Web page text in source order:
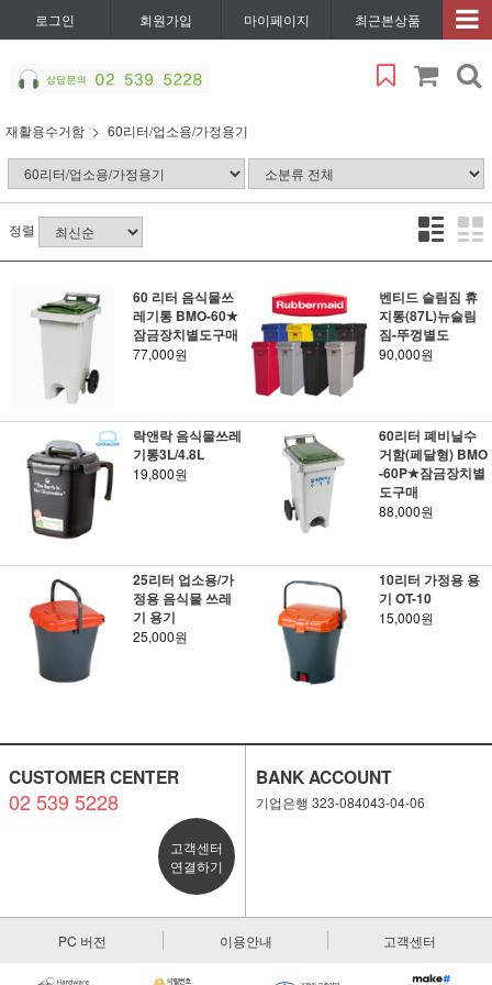
로그인 회원가입 마이페이지 최근본상품
재활용수거함 60리터/업소용/가정용기
정렬
60 리터 음식물쓰
레기통 BMO-60★
잠금장치별도구매
77,000원
벤티드 슬림짐 휴
지통(87L)뉴슬림
짐-뚜껑별도
90,000원
락앤락 음식물쓰레
기통3L/4.8L
19,800원
60리터 폐비닐수
거함(페달형) BMO
-60P★잠금장치별
도구매
88,000원
25리터 업소용/가
정용 음식물 쓰레
기 용기
25,000원
10리터 가정용 용
기 OT-10
15,000원
CUSTOMER CENTER
02 539 5228
고객센터
연결하기
BANK ACCOUNT
기업은행 323-084043-04-06
PC 버전 이용안내 고객센터